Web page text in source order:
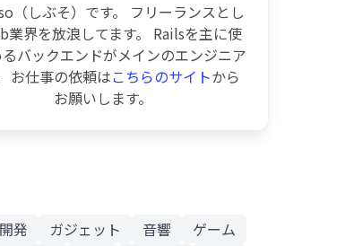
（しぶそ）です。 フリーランスとし
業界を放浪してます。 Railsを主に使
るバックエンドがメインのエンジニア
お仕事の依頼はこちらのサイトから
お願いします。
開発 ガジェット 音響
ゲーム